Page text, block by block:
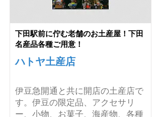
下田駅前に佇む老舗のお土産屋！下田
名産品各種ご用意！
ハトヤ土産店
伊豆急開通と共に開店の土産店で
す。伊豆の限定品、アクセサリ
ー、小物、お菓子、海産物、各種